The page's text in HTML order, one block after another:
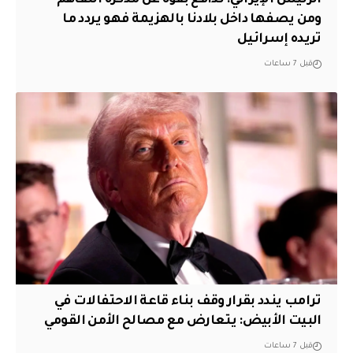
ومن يصفها داخل بلادنا بالهزيمة فهو يردد ما
تريده إسرائيل
قبل 7 ساعات
ترامب يندد بقرار وقف بناء قاعة الاحتفالات في
البيت الأبيض: يتعارض مع مصالح الأمن القومي
قبل 7 ساعات